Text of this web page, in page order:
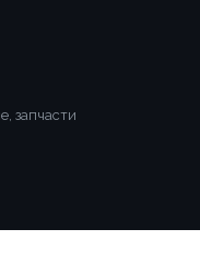
запчасти